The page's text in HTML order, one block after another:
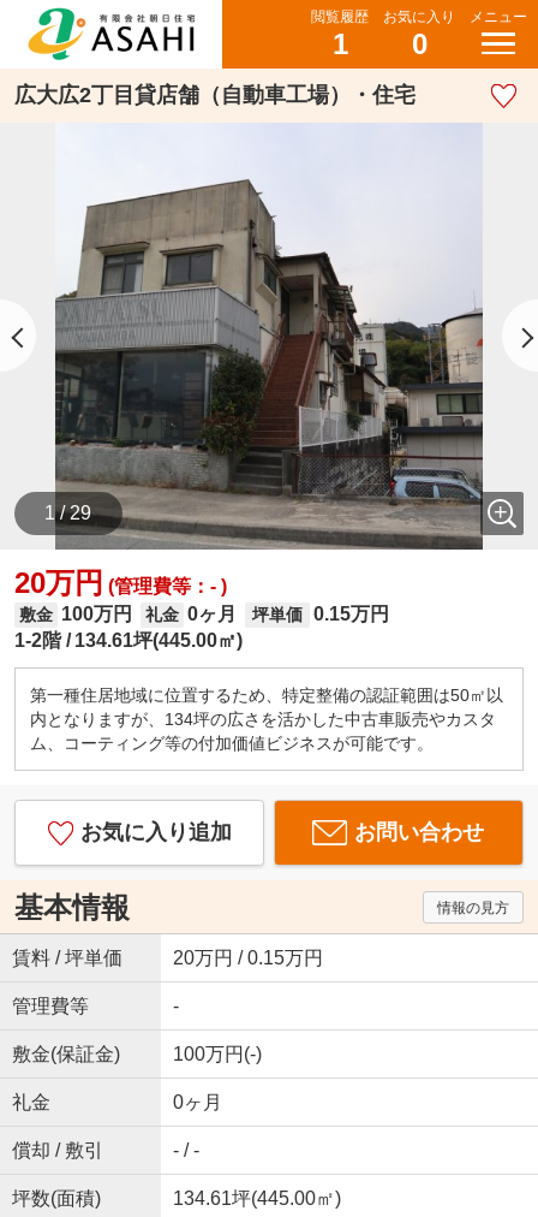
閲覧履歴
1
お気に入り
0
メニュー
広大広2丁目貸店舗（自動車工場）・住宅
1 / 29
20万円 (管理費等：- )
敷金 100万円 礼金 0ヶ月 坪単価 0.15万円
1-2階
134.61坪(445.00㎡)
第一種住居地域に位置するため、特定整備の認証範囲は50㎡以
内となりますが、134坪の広さを活かした中古車販売やカスタ
ム、コーティング等の付加価値ビジネスが可能です。
お気に入り追加 お問い合わせ
基本情報 情報の見方
賃料 / 坪単価 20万円 / 0.15万円
管理費等 -
敷金(保証金) 100万円(-)
礼金 0ヶ月
償却 / 敷引 - / -
坪数(面積) 134.61坪(445.00㎡)